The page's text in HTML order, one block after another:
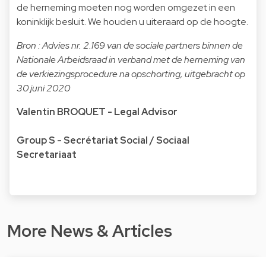
de herneming moeten nog worden omgezet in een
koninklijk besluit. We houden u uiteraard op de hoogte.
Bron : Advies nr. 2.169 van de sociale partners binnen de
Nationale Arbeidsraad in verband met de herneming van
de verkiezingsprocedure na opschorting, uitgebracht op
30 juni 2020
Valentin BROQUET - Legal Advisor
Group S - Secrétariat Social / Sociaal
Secretariaat
More News & Articles